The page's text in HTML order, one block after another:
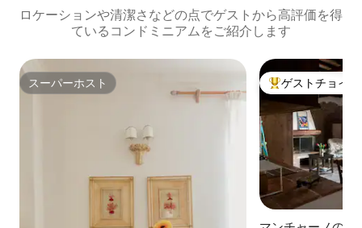
ロケーションや清潔さなどの点でゲストから高評価を得
ているコンドミニアムをご紹介します
スーパーホスト
スーパーホスト 大好評のゲスト
ゲストチョイス